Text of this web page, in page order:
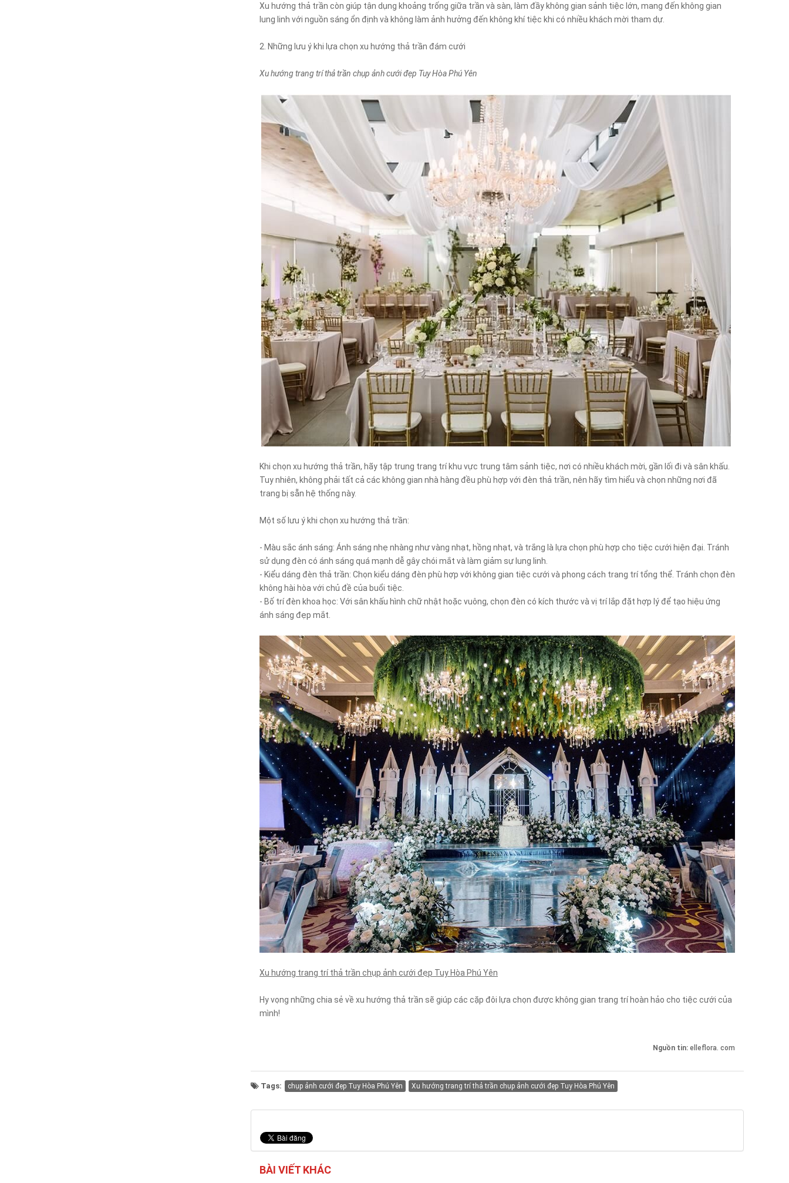
Xu hướng thả trần còn giúp tận dụng khoảng trống giữa trần và sàn, làm đầy không gian sảnh tiệc lớn, mang đến không gian
lung linh với nguồn sáng ổn định và không làm ảnh hưởng đến không khí tiệc khi có nhiều khách mời tham dự.
2. Những lưu ý khi lựa chọn xu hướng thả trần đám cưới
Xu hướng trang trí thả trần chụp ảnh cưới đẹp Tuy Hòa Phú Yên
Khi chọn xu hướng thả trần, hãy tập trung trang trí khu vực trung tâm sảnh tiệc, nơi có nhiều khách mời, gần lối đi và sân khấu.
Tuy nhiên, không phải tất cả các không gian nhà hàng đều phù hợp với đèn thả trần, nên hãy tìm hiểu và chọn những nơi đã
trang bị sẵn hệ thống này.
Một số lưu ý khi chọn xu hướng thả trần:
- Màu sắc ánh sáng: Ánh sáng nhẹ nhàng như vàng nhạt, hồng nhạt, và trắng là lựa chọn phù hợp cho tiệc cưới hiện đại. Tránh
sử dụng đèn có ánh sáng quá mạnh dễ gây chói mắt và làm giảm sự lung linh.
- Kiểu dáng đèn thả trần: Chọn kiểu dáng đèn phù hợp với không gian tiệc cưới và phong cách trang trí tổng thể. Tránh chọn đèn
không hài hòa với chủ đề của buổi tiệc.
- Bố trí đèn khoa học: Với sân khấu hình chữ nhật hoặc vuông, chọn đèn có kích thước và vị trí lắp đặt hợp lý để tạo hiệu ứng
ánh sáng đẹp mắt.
Xu hướng trang trí thả trần chụp ảnh cưới đẹp Tuy Hòa Phú Yên
Hy vọng những chia sẻ về xu hướng thả trần sẽ giúp các cặp đôi lựa chọn được không gian trang trí hoàn hảo cho tiệc cưới của
mình!
Nguồn tin: elleflora. com
Tags: chụp ảnh cưới đẹp Tuy Hòa Phú Yên Xu hướng trang trí thả trần chụp ảnh cưới đẹp Tuy Hòa Phú Yên
BÀI VIẾT KHÁC